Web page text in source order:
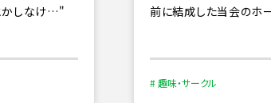
かしなけ…
前に結成した当会のホ
# 趣味・サークル